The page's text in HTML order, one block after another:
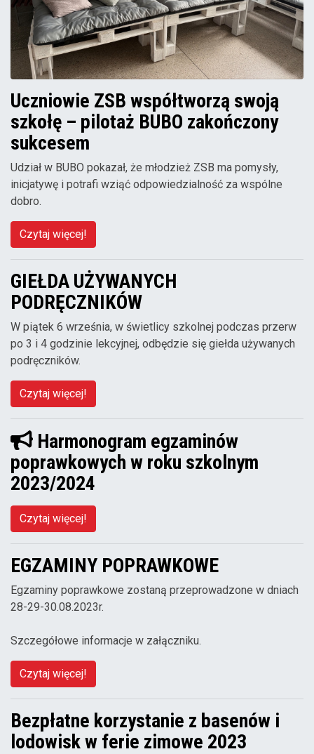
Uczniowie ZSB współtworzą swoją
szkołę – pilotaż BUBO zakończony
sukcesem
Udział w BUBO pokazał, że młodzież ZSB ma pomysły,
inicjatywę i potrafi wziąć odpowiedzialność za wspólne
dobro.
Czytaj więcej!
GIEŁDA UŻYWANYCH
PODRĘCZNIKÓW
W piątek 6 września, w świetlicy szkolnej podczas przerw
po 3 i 4 godzinie lekcyjnej, odbędzie się giełda używanych
podręczników.
Czytaj więcej!
Harmonogram egzaminów
poprawkowych w roku szkolnym
2023/2024
Czytaj więcej!
EGZAMINY POPRAWKOWE
Egzaminy poprawkowe zostaną przeprowadzone w dniach
28-29-30.08.2023r.
Szczegółowe informacje w załączniku.
Czytaj więcej!
Bezpłatne korzystanie z basenów i
lodowisk w ferie zimowe 2023